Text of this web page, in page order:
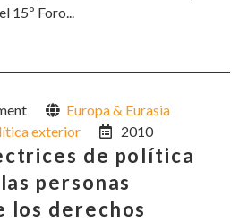
15º Foro...
Europa & Eurasia
exterior
2010
de política
personas
los derechos